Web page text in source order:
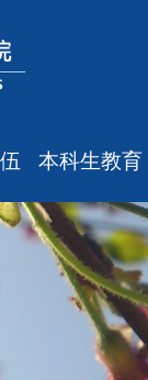
息
升
训
本科生教育
最新消息
规章制度
课表、校历
主修专业确认
学籍管理